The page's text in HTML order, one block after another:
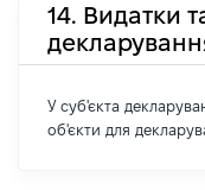
14. Видатки
У суб'єкта
об'єкти для